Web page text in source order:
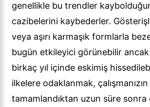
genellikle bu trendler
cazibelerini kaybederler.
veya aşırı karmaşık formlarla
bugün etkileyici görünebilir
birkaç yıl içinde eskimiş
ilkelere odaklanmak, çalışmanızın
tamamlandıktan uzun süre sonra